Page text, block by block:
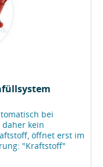
bei
daher kein
öffnet erst im
"Kraftstoff"